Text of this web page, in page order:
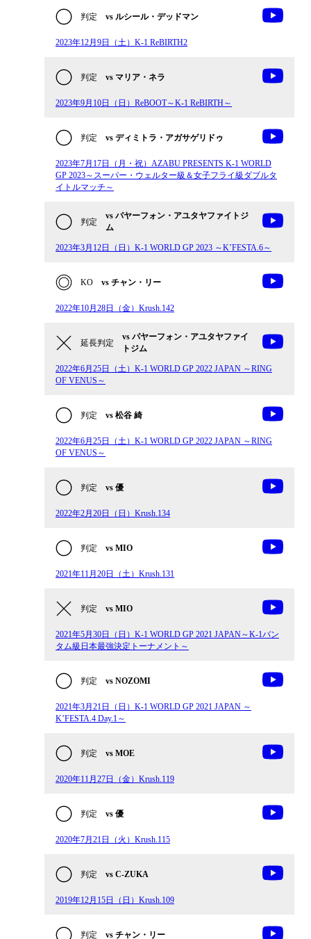
判定 vs ルシール・デッドマン
2023年12月9日（土）K-1 ReBIRTH2
判定 vs マリア・ネラ
2023年9月10日（日）ReBOOT～K-1 ReBIRTH～
判定 vs ディミトラ・アガサゲリドゥ
2023年7月17日（月・祝）AZABU PRESENTS K-1 WORLD
GP 2023～スーパー・ウェルター級＆女子フライ級ダブルタ
イトルマッチ～
判定
vs パヤーフォン・アユタヤファイトジ
ム
2023年3月12日（日）K-1 WORLD GP 2023 ～K’FESTA.6～
KO vs チャン・リー
2022年10月28日（金）Krush.142
延長判定
vs パヤーフォン・アユタヤファイ
トジム
2022年6月25日（土）K-1 WORLD GP 2022 JAPAN ～RING
OF VENUS～
判定 vs 松谷 綺
2022年6月25日（土）K-1 WORLD GP 2022 JAPAN ～RING
OF VENUS～
判定 vs 優
2022年2月20日（日）Krush.134
判定 vs MIO
2021年11月20日（土）Krush.131
判定 vs MIO
2021年5月30日（日）K-1 WORLD GP 2021 JAPAN～K-1バン
タム級日本最強決定トーナメント～
判定 vs NOZOMI
2021年3月21日（日）K-1 WORLD GP 2021 JAPAN ～
K’FESTA.4 Day.1～
判定 vs MOE
2020年11月27日（金）Krush.119
判定 vs 優
2020年7月21日（火）Krush.115
判定 vs C-ZUKA
2019年12月15日（日）Krush.109
判定 vs チャン・リー